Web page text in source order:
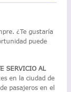
¿Te gustaría
puede
SERVICIO AL
en la ciudad de
pasajeros en el